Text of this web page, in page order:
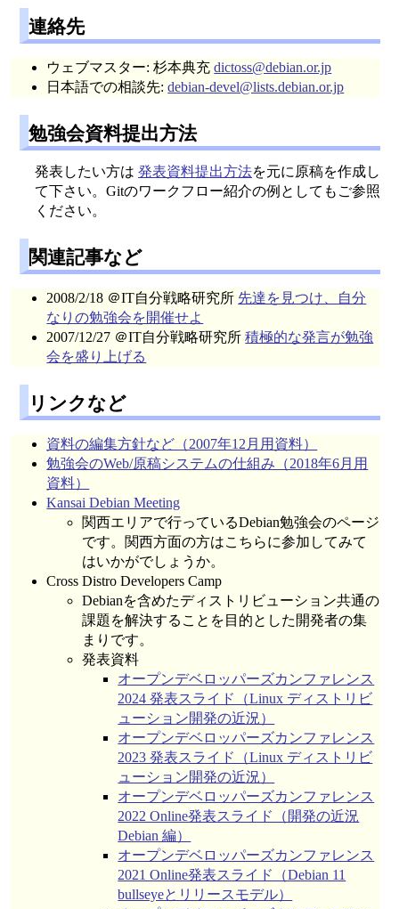
連絡先
ウェブマスター: 杉本典充dictoss@debian.or.jp
日本語での相談先:debian-devel@lists.debian.or.jp
勉強会資料提出方法
発表したい方は 発表資料提出方法を元に原稿を作成し
て下さい。Gitのワークフロー紹介の例としてもご参照
ください。
関連記事など
2008/2/18 ＠IT自分戦略研究所 先達を見つけ、自分
なりの勉強会を開催せよ
2007/12/27 ＠IT自分戦略研究所積極的な発言が勉強
会を盛り上げる
リンクなど
資料の編集方針など（2007年12月用資料）
勉強会のWeb/原稿システムの仕組み（2018年6月用
資料）
Kansai Debian Meeting
関西エリアで行っているDebian勉強会のページ
です。関西方面の方はこちらに参加してみて
はいかがでしょうか。
Cross Distro Developers Camp
Debianを含めたディストリビューション共通の
課題を解決することを目的とした開発者の集
まりです。
発表資料
オープンデベロッパーズカンファレンス
2024 発表スライド（Linux ディストリビ
ューション開発の近況）
オープンデベロッパーズカンファレンス
2023 発表スライド（Linux ディストリビ
ューション開発の近況）
オープンデベロッパーズカンファレンス
2022 Online発表スライド（開発の近況
Debian 編）
オープンデベロッパーズカンファレンス
2021 Online発表スライド（Debian 11
bullseyeとリリースモデル）